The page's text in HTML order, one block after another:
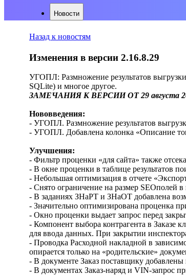
Новости
Назад к новостям
Изменения в версии 2.16.8.29
УГОПЛ: Размножение результатов
SQLite) и многое другое.
ЗАМЕЧАНИЯ К ВЕРСИИ ОТ 29 августа
Нововведения:
- УГОПЛ. Размножение результатов
- УГОПЛ. Добавлена колонка «Описание
Улучшения:
- Фильтр проценки «для сайта» также
- В окне проценки в таблице результатов
- Небольшая оптимизация в отчете
- Снято ограничение на размер SEOполей в
- В заданиях ЗНаРТ и ЗНаОТ добавлена
- Значительно оптимизирована проценка
- Окно проценки выдает запрос перед
- Компонент выбора контрагента в Заказе
для ввода данных. При закрытии
- Проводка Расходной накладной в
опирается только на «родительские»
- В документе Заказ поставщику
- В документах Заказ-наряд и VIN-запрос